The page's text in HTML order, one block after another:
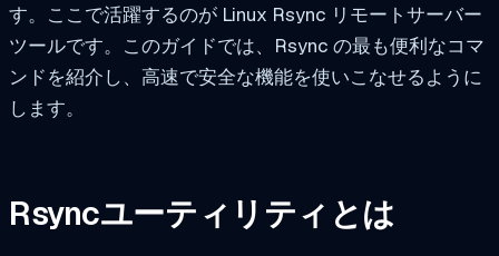
す。ここで活躍するのが Linux Rsync リモートサーバー
ツールです。このガイドでは、Rsync の最も便利なコマ
ンドを紹介し、高速で安全な機能を使いこなせるように
します。
Rsyncユーティリティとは